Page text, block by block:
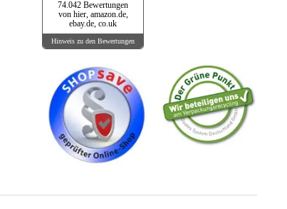
74.042 Bewertungen
von hier, amazon.de,
ebay.de, co.uk
Hinweis zu den Bewertungen